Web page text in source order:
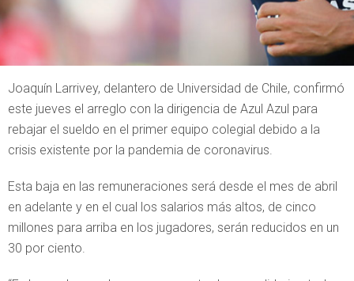
Joaquín Larrivey, delantero de Universidad de Chile, confirmó
este jueves el arreglo con la dirigencia de Azul Azul para
rebajar el sueldo en el primer equipo colegial debido a la
crisis existente por la pandemia de coronavirus.
Esta baja en las remuneraciones será desde el mes de abril
en adelante y en el cual los salarios más altos, de cinco
millones para arriba en los jugadores, serán reducidos en un
30 por ciento.